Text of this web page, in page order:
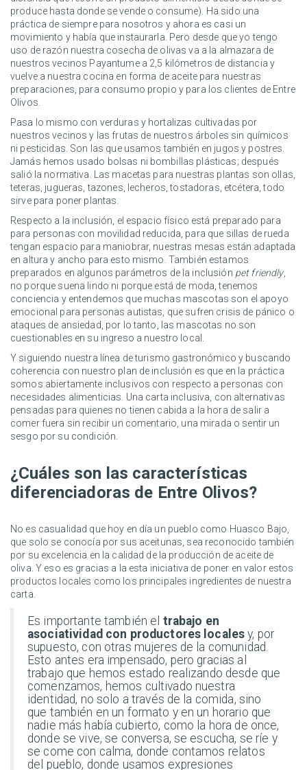
produce hasta donde se vende o consume). Ha sido una
práctica de siempre para nosotros y ahora es casi un
movimiento y había que instaurarla. Pero desde que yo tengo
uso de razón nuestra cosecha de olivas va a la almazara de
nuestros vecinos Payantume a 2,5 kilómetros de distancia y
vuelve a nuestra cocina en forma de aceite para nuestras
preparaciones, para consumo propio y para los clientes de Entre
Olivos.
Pasa lo mismo con verduras y hortalizas cultivadas por
nuestros vecinos y las frutas de nuestros árboles sin químicos
ni pesticidas. Son las que usamos también en jugos y postres.
Jamás hemos usado bolsas ni bombillas plásticas; después
salió la normativa. Las macetas para nuestras plantas son ollas,
teteras, jugueras, tazones, lecheros, tostadoras, etcétera, todo
sirve para poner plantas.
Respecto a la inclusión, el espacio físico está preparado para
para personas con movilidad reducida, para que sillas de rueda
tengan espacio para maniobrar, nuestras mesas están adaptada
en altura y ancho para esto mismo. También estamos
preparados en algunos parámetros de la inclusión pet friendly,
no porque suena lindo ni porque está de moda, tenemos
conciencia y entendemos que muchas mascotas son el apoyo
emocional para personas autistas, que sufren crisis de pánico o
ataques de ansiedad, por lo tanto, las mascotas no son
cuestionables en su ingreso a nuestro local.
Y siguiendo nuestra línea de turismo gastronómico y buscando
coherencia con nuestro plan de inclusión es que en la práctica
somos abiertamente inclusivos con respecto a personas con
necesidades alimenticias. Una carta inclusiva, con alternativas
pensadas para quienes no tienen cabida a la hora de salir a
comer fuera sin recibir un comentario, una mirada o sentir un
sesgo por su condición.
¿Cuáles son las características
diferenciadoras de Entre Olivos?
No es casualidad que hoy en día un pueblo como Huasco Bajo,
que solo se conocía por sus aceitunas, sea reconocido también
por su excelencia en la calidad de la producción de aceite de
oliva. Y eso es gracias a la esta iniciativa de poner en valor estos
productos locales como los principales ingredientes de nuestra
carta.
Es importante también el trabajo en
asociatividad con productores locales y, por
supuesto, con otras mujeres de la comunidad.
Esto antes era impensado, pero gracias al
trabajo que hemos estado realizando desde que
comenzamos, hemos cultivado nuestra
identidad, no solo a través de la comida, sino
que también en un formato y en un horario que
nadie más había cubierto, como la hora de once,
donde se vive, se conversa, se escucha, se ríe y
se come con calma, donde contamos relatos
del pueblo, donde usamos expresiones